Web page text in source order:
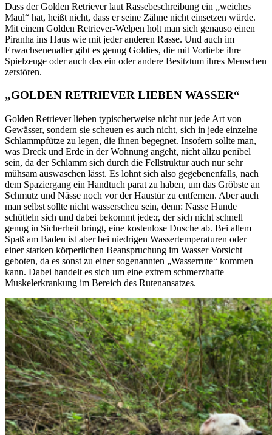
Dass der Golden Retriever laut Rassebeschreibung ein „weiches
Maul“ hat, heißt nicht, dass er seine Zähne nicht einsetzen würde.
Mit einem Golden Retriever-Welpen holt man sich genauso einen
Piranha ins Haus wie mit jeder anderen Rasse. Und auch im
Erwachsenenalter gibt es genug Goldies, die mit Vorliebe ihre
Spielzeuge oder auch das ein oder andere Besitztum ihres Menschen
zerstören.
„GOLDEN RETRIEVER LIEBEN WASSER“
Golden Retriever lieben typischerweise nicht nur jede Art von
Gewässer, sondern sie scheuen es auch nicht, sich in jede einzelne
Schlammpfütze zu legen, die ihnen begegnet. Insofern sollte man,
was Dreck und Erde in der Wohnung angeht, nicht allzu penibel
sein, da der Schlamm sich durch die Fellstruktur auch nur sehr
mühsam auswaschen lässt. Es lohnt sich also gegebenenfalls, nach
dem Spaziergang ein Handtuch parat zu haben, um das Gröbste an
Schmutz und Nässe noch vor der Haustür zu entfernen. Aber auch
man selbst sollte nicht wasserscheu sein, denn: Nasse Hunde
schütteln sich und dabei bekommt jede:r, der sich nicht schnell
genug in Sicherheit bringt, eine kostenlose Dusche ab. Bei allem
Spaß am Baden ist aber bei niedrigen Wassertemperaturen oder
einer starken körperlichen Beanspruchung im Wasser Vorsicht
geboten, da es sonst zu einer sogenannten „Wasserrute“ kommen
kann. Dabei handelt es sich um eine extrem schmerzhafte
Muskelerkrankung im Bereich des Rutenansatzes.